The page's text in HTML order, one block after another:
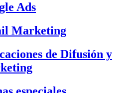
Ads
Marketing
de Difusión y